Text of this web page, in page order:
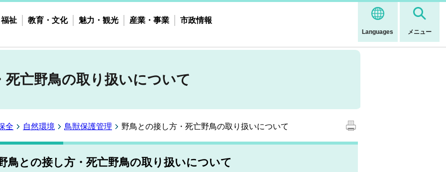
Languages メニュー
祉 教育・文化 魅力・観光 産業・事業 市政情報
死亡野鳥の取り扱いについて
全 自然環境 鳥獣保護管理 野鳥との接し方・死亡野鳥の取り扱いについて
鳥との接し方・死亡野鳥の取り扱いについて